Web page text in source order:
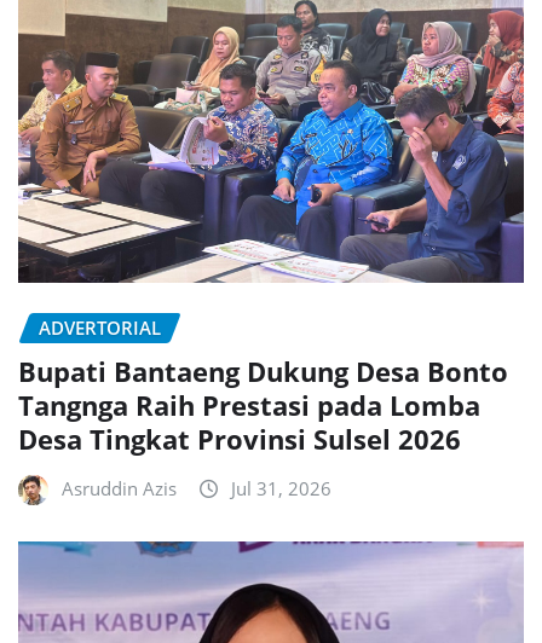
ADVERTORIAL
Bupati Bantaeng Dukung Desa Bonto
Tangnga Raih Prestasi pada Lomba
Desa Tingkat Provinsi Sulsel 2026
Asruddin Azis Jul 31, 2026